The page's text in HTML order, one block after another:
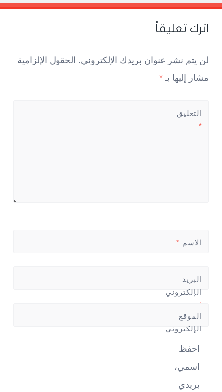
اترك تعليقاً
لن يتم نشر عنوان بريدك الإلكتروني. الحقول الإلزامية
مشار إليها بـ *
التعليق
*
الاسم *
البريد
الإلكتروني
*
الموقع
الإلكتروني
احفظ
اسمي،
بريدي